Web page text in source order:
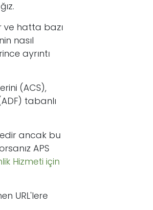
ve hatta bazı
nasıl
ayrıntı
(ACS),
tabanlı
ancak bu
APS
Hizmeti için
URL'lere